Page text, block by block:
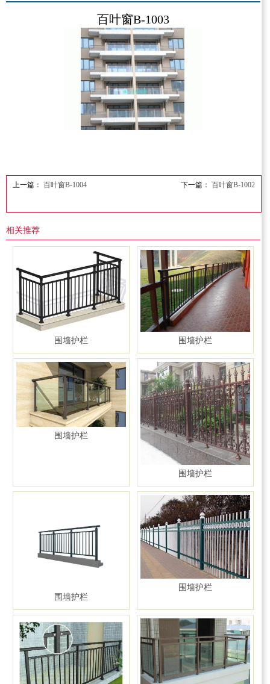
百叶窗B-1003
上一篇：百叶窗B-1004 下一篇： 百叶窗B-1002
相关推荐
围墙护栏 围墙护栏
围墙护栏
围墙护栏
围墙护栏
围墙护栏